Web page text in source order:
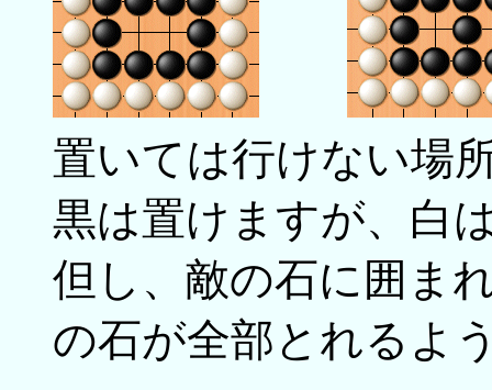
置いては行けない場
黒は置けますが、白
但し、敵の石に囲ま
の石が全部とれるよ